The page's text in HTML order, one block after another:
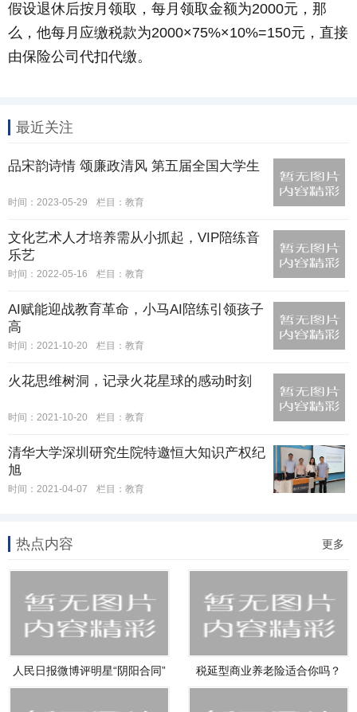
假设退休后按月领取，每月领取金额为2000元，那
么，他每月应缴税款为2000×75%×10%=150元，直接
由保险公司代扣代缴。
最近关注
品宋韵诗情 颂廉政清风 第五届全国大学生
时间：2023-05-29 栏目： 教育
文化艺术人才培养需从小抓起，VIP陪练音
乐艺
时间：2022-05-16 栏目： 教育
AI赋能迎战教育革命，小马AI陪练引领孩子
高
时间：2021-10-20 栏目： 教育
火花思维树洞，记录火花星球的感动时刻
时间：2021-10-20 栏目： 教育
清华大学深圳研究生院特邀恒大知识产权纪
旭
时间：2021-04-07 栏目： 教育
热点内容 更多
人民日报微博评明星“阴阳合同” 税延型商业养老险适合你吗？